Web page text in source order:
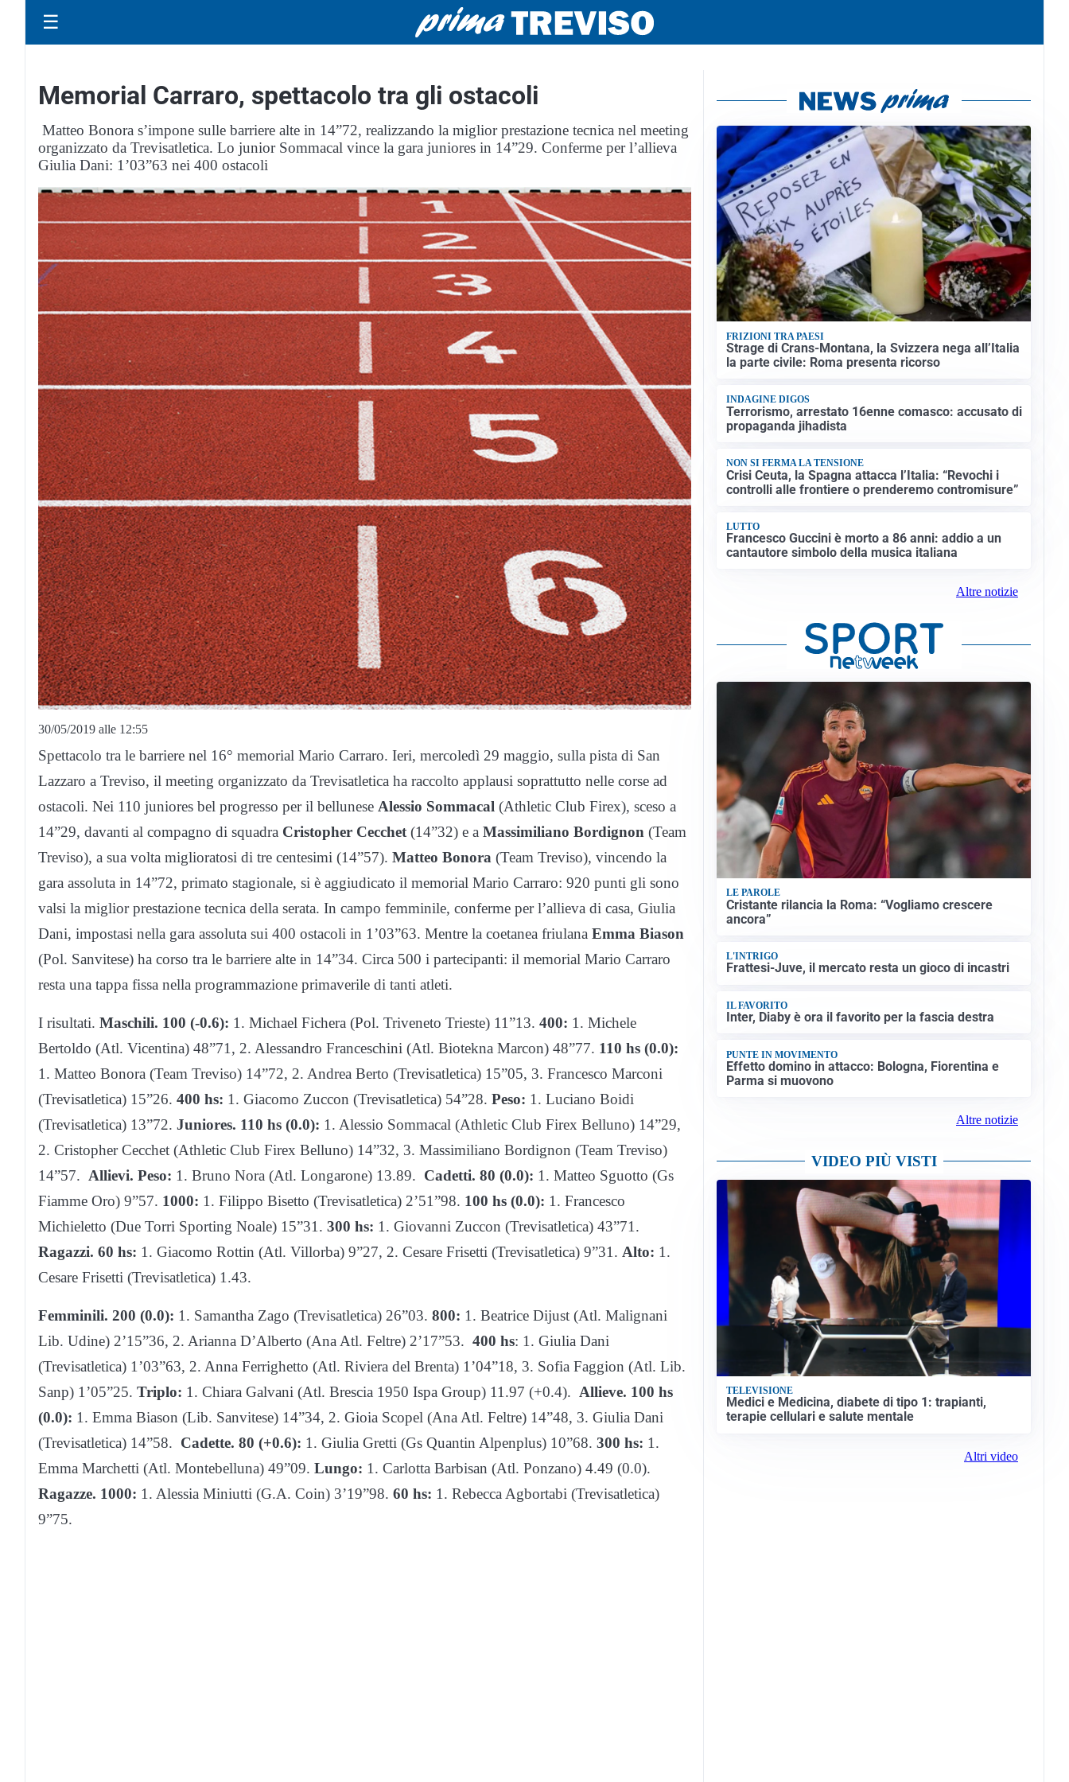
☰
Memorial Carraro, spettacolo tra gli ostacoli
Matteo Bonora s’impone sulle barriere alte in 14”72, realizzando la miglior prestazione tecnica nel meeting
organizzato da Trevisatletica. Lo junior Sommacal vince la gara juniores in 14”29. Conferme per l’allieva
Giulia Dani: 1’03”63 nei 400 ostacoli
30/05/2019 alle 12:55
Spettacolo tra le barriere nel 16° memorial Mario Carraro. Ieri, mercoledì 29 maggio, sulla pista di San
Lazzaro a Treviso, il meeting organizzato da Trevisatletica ha raccolto applausi soprattutto nelle corse ad
ostacoli. Nei 110 juniores bel progresso per il bellunese Alessio Sommacal (Athletic Club Firex), sceso a
14”29, davanti al compagno di squadra Cristopher Cecchet (14”32) e a Massimiliano Bordignon (Team
Treviso), a sua volta miglioratosi di tre centesimi (14”57). Matteo Bonora (Team Treviso), vincendo la
gara assoluta in 14”72, primato stagionale, si è aggiudicato il memorial Mario Carraro: 920 punti gli sono
valsi la miglior prestazione tecnica della serata. In campo femminile, conferme per l’allieva di casa, Giulia
Dani, impostasi nella gara assoluta sui 400 ostacoli in 1’03”63. Mentre la coetanea friulana Emma Biason
(Pol. Sanvitese) ha corso tra le barriere alte in 14”34. Circa 500 i partecipanti: il memorial Mario Carraro
resta una tappa fissa nella programmazione primaverile di tanti atleti.
I risultati. Maschili. 100 (-0.6): 1. Michael Fichera (Pol. Triveneto Trieste) 11”13. 400: 1. Michele
Bertoldo (Atl. Vicentina) 48”71, 2. Alessandro Franceschini (Atl. Biotekna Marcon) 48”77. 110 hs (0.0):
1. Matteo Bonora (Team Treviso) 14”72, 2. Andrea Berto (Trevisatletica) 15”05, 3. Francesco Marconi
(Trevisatletica) 15”26. 400 hs: 1. Giacomo Zuccon (Trevisatletica) 54”28. Peso: 1. Luciano Boidi
(Trevisatletica) 13”72. Juniores. 110 hs (0.0): 1. Alessio Sommacal (Athletic Club Firex Belluno) 14”29,
2. Cristopher Cecchet (Athletic Club Firex Belluno) 14”32, 3. Massimiliano Bordignon (Team Treviso)
14”57. Allievi. Peso: 1. Bruno Nora (Atl. Longarone) 13.89. Cadetti. 80 (0.0): 1. Matteo Sguotto (Gs
Fiamme Oro) 9”57. 1000: 1. Filippo Bisetto (Trevisatletica) 2’51”98. 100 hs (0.0): 1. Francesco
Michieletto (Due Torri Sporting Noale) 15”31. 300 hs: 1. Giovanni Zuccon (Trevisatletica) 43”71.
Ragazzi. 60 hs: 1. Giacomo Rottin (Atl. Villorba) 9”27, 2. Cesare Frisetti (Trevisatletica) 9”31. Alto: 1.
Cesare Frisetti (Trevisatletica) 1.43.
Femminili. 200 (0.0): 1. Samantha Zago (Trevisatletica) 26”03. 800: 1. Beatrice Dijust (Atl. Malignani
Lib. Udine) 2’15”36, 2. Arianna D’Alberto (Ana Atl. Feltre) 2’17”53. 400 hs: 1. Giulia Dani
(Trevisatletica) 1’03”63, 2. Anna Ferrighetto (Atl. Riviera del Brenta) 1’04”18, 3. Sofia Faggion (Atl. Lib.
Sanp) 1’05”25. Triplo: 1. Chiara Galvani (Atl. Brescia 1950 Ispa Group) 11.97 (+0.4). Allieve. 100 hs
(0.0): 1. Emma Biason (Lib. Sanvitese) 14”34, 2. Gioia Scopel (Ana Atl. Feltre) 14”48, 3. Giulia Dani
(Trevisatletica) 14”58. Cadette. 80 (+0.6): 1. Giulia Gretti (Gs Quantin Alpenplus) 10”68. 300 hs: 1.
Emma Marchetti (Atl. Montebelluna) 49”09. Lungo: 1. Carlotta Barbisan (Atl. Ponzano) 4.49 (0.0).
Ragazze. 1000: 1. Alessia Miniutti (G.A. Coin) 3’19”98. 60 hs: 1. Rebecca Agbortabi (Trevisatletica)
9”75.
FRIZIONI TRA PAESI
Strage di Crans-Montana, la Svizzera nega all’Italia
la parte civile: Roma presenta ricorso
INDAGINE DIGOS
Terrorismo, arrestato 16enne comasco: accusato di
propaganda jihadista
NON SI FERMA LA TENSIONE
Crisi Ceuta, la Spagna attacca l’Italia: “Revochi i
controlli alle frontiere o prenderemo contromisure”
LUTTO
Francesco Guccini è morto a 86 anni: addio a un
cantautore simbolo della musica italiana
Altre notizie
LE PAROLE
Cristante rilancia la Roma: “Vogliamo crescere
ancora”
L'INTRIGO
Frattesi-Juve, il mercato resta un gioco di incastri
IL FAVORITO
Inter, Diaby è ora il favorito per la fascia destra
PUNTE IN MOVIMENTO
Effetto domino in attacco: Bologna, Fiorentina e
Parma si muovono
Altre notizie
VIDEO PIÙ VISTI
TELEVISIONE
Medici e Medicina, diabete di tipo 1: trapianti,
terapie cellulari e salute mentale
Altri video